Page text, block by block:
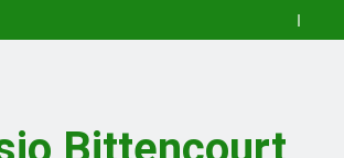
Configurar
–
é
com
Desenvolvendo
ToDo
How
on
com
Um
Aplicação
Install
Prático